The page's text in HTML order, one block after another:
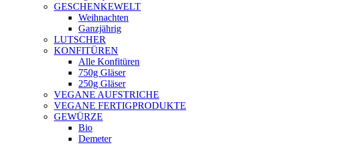
GESCHENKEWELT
Weihnachten
Ganzjährig
LUTSCHER
KONFITÜREN
Alle Konfitüren
750g Gläser
250g Gläser
VEGANE AUFSTRICHE
VEGANE FERTIGPRODUKTE
GEWÜRZE
Bio
Demeter